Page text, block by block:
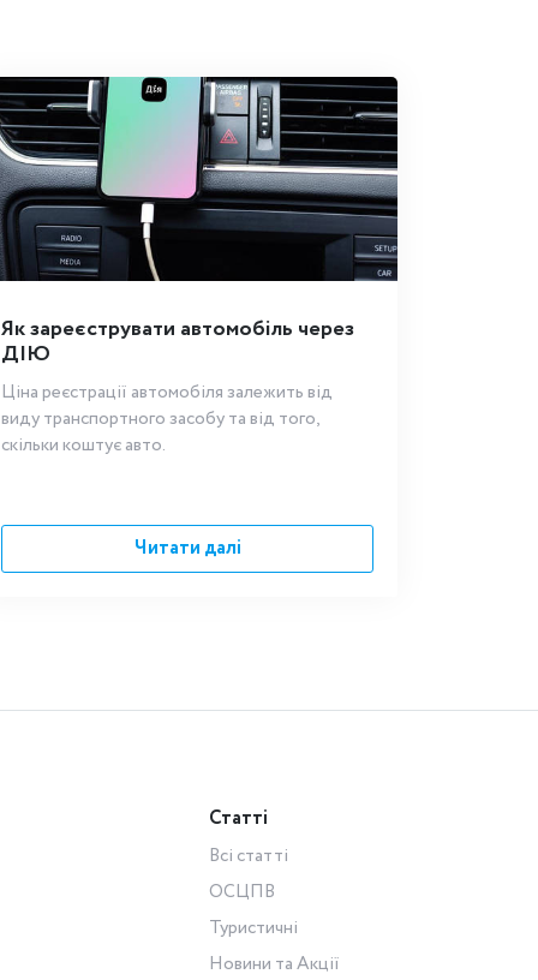
Як зареєструвати автомобіль через
ДІЮ
Ціна реєстрації автомобіля залежить від
виду транспортного засобу та від того,
скільки коштує авто.
Читати далі
Статті
Всі статті
ОСЦПВ
Туристичні
Новини та Акції